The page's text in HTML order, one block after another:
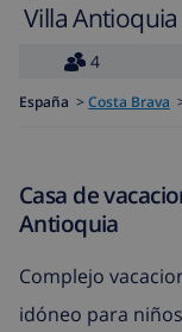
Villa Antioquia
4
España > Costa Brava
Casa de
Antioquia
Complejo
idóneo para